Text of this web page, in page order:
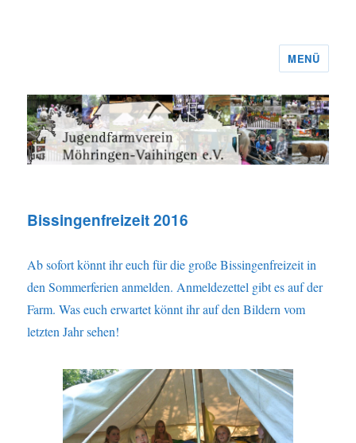
Jugendfarmverein Möhringen-
Vaihingen e.V.
MENÜ
Bissingenfreizeit 2016
Ab sofort könnt ihr euch für die große Bissingenfreizeit in
den Sommerferien anmelden. Anmeldezettel gibt es auf der
Farm. Was euch erwartet könnt ihr auf den Bildern vom
letzten Jahr sehen!